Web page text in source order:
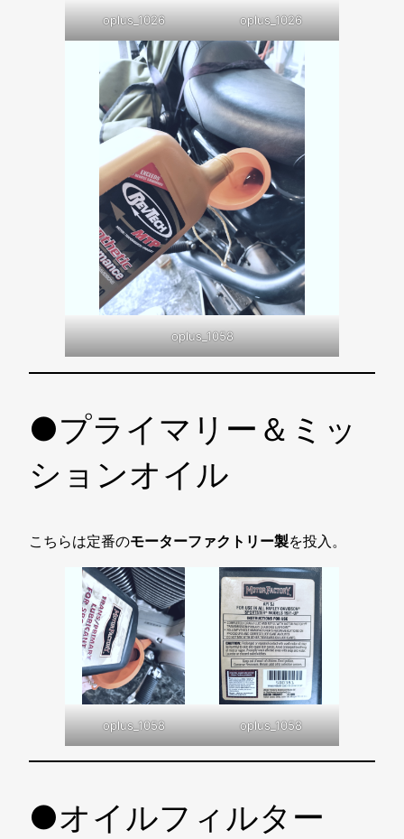
oplus_1026 oplus_1026
oplus_1058
●プライマリー＆ミッ
ションオイル
こちらは定番のモーターファクトリー製を投入。
oplus_1058 oplus_1058
●オイルフィルター